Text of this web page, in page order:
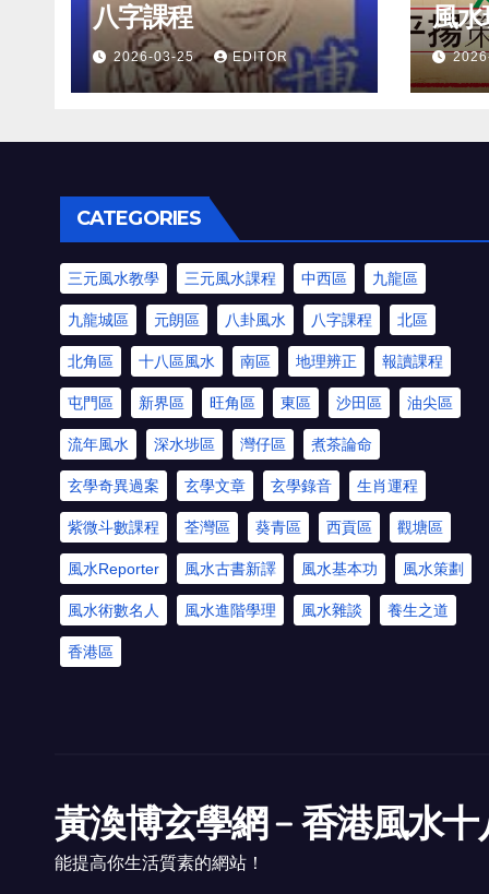
八字課程
2026-03-25 EDITOR
風水
CATEGORIES
三元風水教學 三元風水課程 中西區 九龍區
九龍城區 元朗區 八卦風水 八字課程 北區
北角區 十八區風水 南區 地理辨正 報讀課程
屯門區 新界區 旺角區 東區 沙田區 油尖區
流年風水 深水埗區 灣仔區 煮茶論命
玄學奇異過案 玄學文章 玄學錄音 生肖運程
紫微斗數課程 荃灣區 葵青區 西貢區 觀塘區
風水Reporter 風水古書新譯 風水基本功 風水策劃
風水術數名人 風水進階學理 風水雜談 養生之道
香港區
黃渙博玄學網﹣香港風水十
能提高你生活質素的網站！